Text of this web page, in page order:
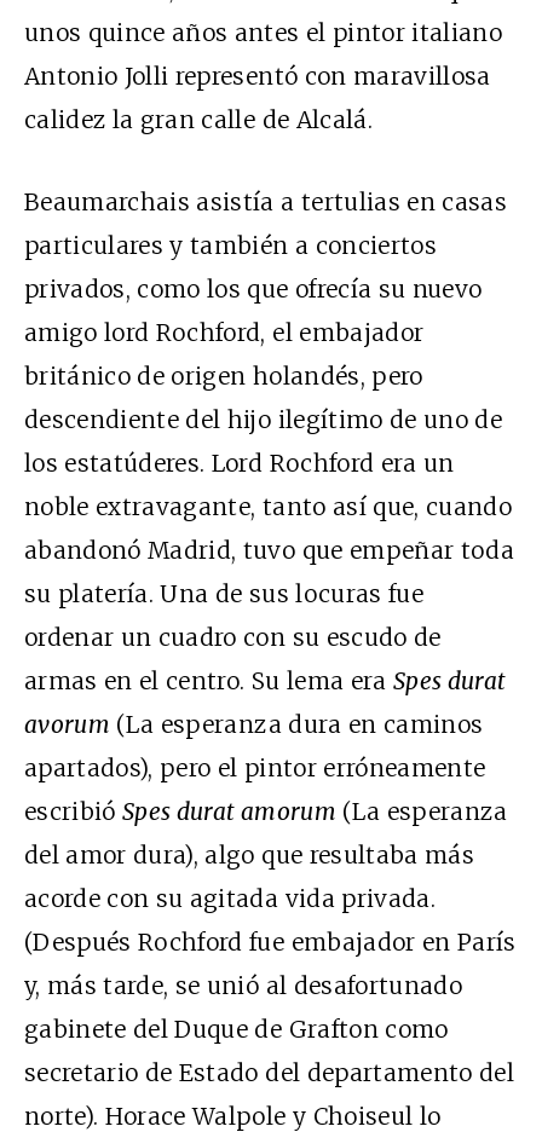
unos quince años antes el pintor italiano
Antonio Jolli representó con maravillosa
calidez la gran calle de Alcalá.
Beaumarchais asistía a tertulias en casas
particulares y también a conciertos
privados, como los que ofrecía su nuevo
amigo lord Rochford, el embajador
británico de origen holandés, pero
descendiente del hijo ilegítimo de uno de
los estatúderes. Lord Rochford era un
noble extravagante, tanto así que, cuando
abandonó Madrid, tuvo que empeñar toda
su platería. Una de sus locuras fue
ordenar un cuadro con su escudo de
armas en el centro. Su lema era Spes durat
avorum (La esperanza dura en caminos
apartados), pero el pintor erróneamente
escribióSpes durat amorum (La esperanza
del amor dura), algo que resultaba más
acorde con su agitada vida privada.
(Después Rochford fue embajador en París
y, más tarde, se unió al desafortunado
gabinete del Duque de Grafton como
secretario de Estado del departamento del
norte). Horace Walpole y Choiseul lo